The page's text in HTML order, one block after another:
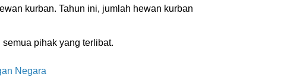
kurban. Tahun ini, jumlah hewan kurban
pihak yang terlibat.
Negara